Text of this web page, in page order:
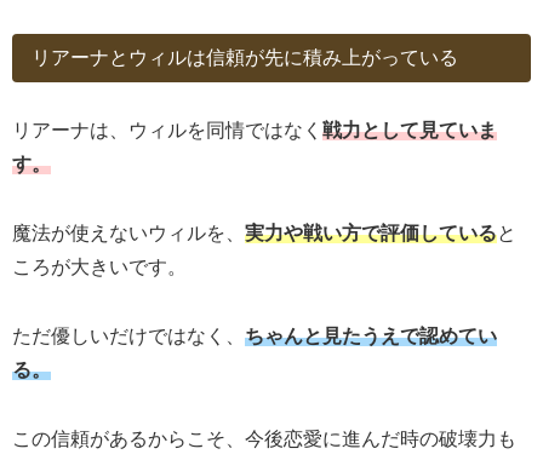
リアーナとウィルは信頼が先に積み上がっている
リアーナは、ウィルを同情ではなく 戦力として見ていま
す。
魔法が使えないウィルを、 実力や戦い方で評価していると
ころが大きいです。
ただ優しいだけではなく、 ちゃんと見たうえで認めてい
る。
この信頼があるからこそ、今後恋愛に進んだ時の破壊力も